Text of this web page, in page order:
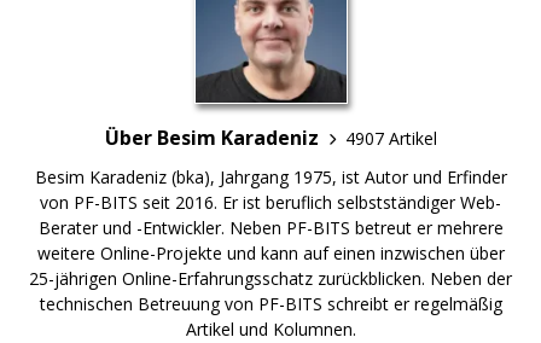
Über Besim Karadeniz
4907 Artikel
Besim Karadeniz (bka), Jahrgang 1975, ist Autor und Erfinder
von PF-BITS seit 2016. Er ist beruflich selbstständiger Web-
Berater und -Entwickler. Neben PF-BITS betreut er mehrere
weitere Online-Projekte und kann auf einen inzwischen über
25-jährigen Online-Erfahrungsschatz zurückblicken. Neben der
technischen Betreuung von PF-BITS schreibt er regelmäßig
Artikel und Kolumnen.